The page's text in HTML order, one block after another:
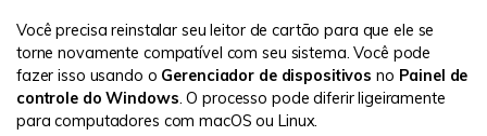
Você precisa reinstalar seu leitor de cartão para que ele se
torne novamente compatível com seu sistema. Você pode
fazer isso usando o Gerenciador de dispositivos no Painel de
controle do Windows. O processo pode diferir ligeiramente
para computadores com macOS ou Linux.